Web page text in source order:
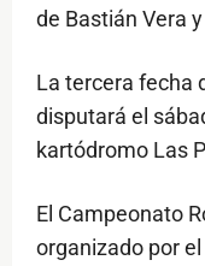
de Bastián Vera
La tercera fecha
disputará el
kartódromo Las
El Campeonato
organizado por